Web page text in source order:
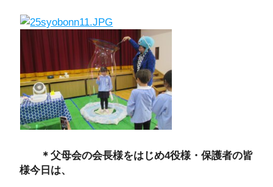
＊父母会の会長様をはじめ4役様・保護者の皆
様今日は、